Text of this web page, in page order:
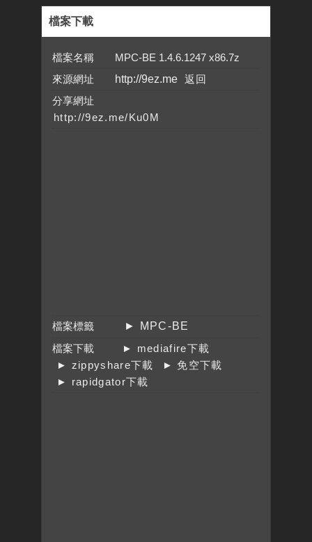
檔案下載
檔案名稱 MPC-BE 1.4.6.1247 x86.7z
來源網址
http://9ez.me
分享網址
檔案標籤
► MPC-BE
檔案下載